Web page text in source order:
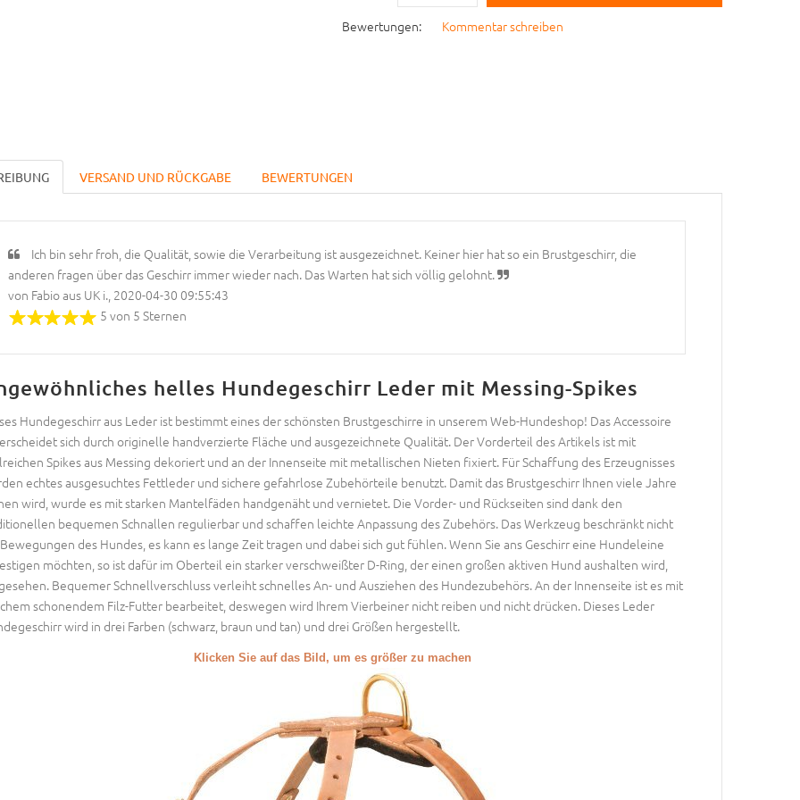
Bewertungen: Kommentar schreiben
VERSAND UND RÜCKGABE BEWERTUNGEN
Ich bin sehr froh, die Qualität, sowie die Verarbeitung ist ausgezeichnet. Keiner hier hat so ein Brustgeschirr, die
anderen fragen über das Geschirr immer wieder nach. Das Warten hat sich völlig gelohnt.
von Fabio aus UK i., 2020-04-30 09:55:43
5 von 5 Sternen
helles Hundegeschirr Leder mit Messing-Spikes
Hundegeschirr aus Leder ist bestimmt eines der schönsten Brustgeschirre in unserem Web-Hundeshop! Das Accessoire
sich durch originelle handverzierte Fläche und ausgezeichnete Qualität. Der Vorderteil des Artikels ist mit
Spikes aus Messing dekoriert und an der Innenseite mit metallischen Nieten fixiert. Für Schaffung des Erzeugnisses
echtes ausgesuchtes Fettleder und sichere gefahrlose Zubehörteile benutzt. Damit das Brustgeschirr Ihnen viele Jahre
wird, wurde es mit starken Mantelfäden handgenäht und vernietet. Die Vorder- und Rückseiten sind dank den
bequemen Schnallen regulierbar und schaffen leichte Anpassung des Zubehörs. Das Werkzeug beschränkt nicht
des Hundes, es kann es lange Zeit tragen und dabei sich gut fühlen. Wenn Sie ans Geschirr eine Hundeleine
möchten, so ist dafür im Oberteil ein starker verschweißter D-Ring, der einen großen aktiven Hund aushalten wird,
Bequemer Schnellverschluss verleiht schnelles An- und Ausziehen des Hundezubehörs. An der Innenseite ist es mit
schonendem Filz-Futter bearbeitet, deswegen wird Ihrem Vierbeiner nicht reiben und nicht drücken. Dieses Leder
wird in drei Farben (schwarz, braun und tan) und drei Größen hergestellt.
Klicken Sie auf das Bild, um es größer zu machen